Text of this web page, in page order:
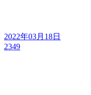
2022年03月18日
2349